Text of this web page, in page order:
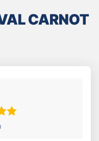
CARNOT